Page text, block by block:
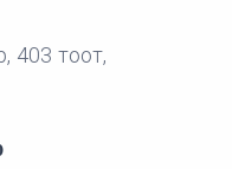
403 тоот,